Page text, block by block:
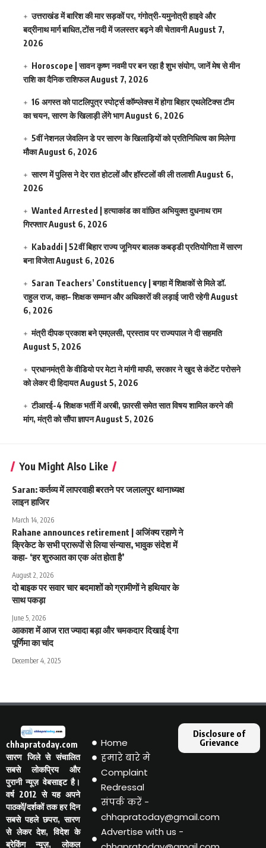
उत्तराखंड में बारिश की मार सड़कों पर, गंगोत्री-यमुनोत्री हाइवे और
बद्रीनाथ मार्ग बाधित,टोंस नदी में जलस्तर बढ़ने की चेतावनीAugust 7,
2026
Horoscope | सावन कृष्ण नवमी पर बन रहा है शुभ संयोग, जानें मेष से मीन
राशि का दैनिक राशिफलAugust 7, 2026
16 अगस्त को पाटलिपुत्र स्पोर्ट्स कॉम्प्लेक्स में होगा बिहार एथलेटिक्स टीम
का चयन, सारण के खिलाड़ी लेंगे भागAugust 6, 2026
5वीं नेशनल जेवलिन डे पर सारण के खिलाड़ियों को प्रतिनिधित्व का मिलेगा
मौकाAugust 6, 2026
सारण में पुलिस ने देर रात होटलों और हॉस्टलों की ली तलाशीAugust 6,
2026
Wanted Arrested | हत्याकांड का वांछित अभियुक्त दुधनाथ राम
गिरफ्तारAugust 6, 2026
Kabaddi | 52वीं बिहार राज्य जूनियर बालक कबड्डी प्रतियोगिता में सारण
बना विजेताAugust 6, 2026
Saran Teachers’ Constituency | बगहा में शिक्षकों से मिले डॉ.
राहुल राज, कहा– शिक्षक सम्मान और अधिकारों की लड़ाई जारी रहेगीAugust
6, 2026
मंत्री दीपक प्रकाश बने एमएलसी, प्रस्ताव पर राज्यपाल ने दी सहमति
August 5, 2026
प्रधानमंत्री के वीडियो पर मेटा ने मांगी माफी, सरकार ने खुद से कंटेंट परोसने
को लेकर दी हिदायतAugust 5, 2026
टीआरई-4 शिक्षक भर्ती में अरबी, फ़ारसी समेत सात विषय शामिल करने की
मांग, मंत्री को सौंपा ज्ञापनAugust 5, 2026
You Might Also Like
Saran: कर्तव्य में लापरवाही बरतने पर जलालपुर थानाध्यक्ष
लाइन हाजिर
March 14, 2026
Rahane announces retirement | अजिंक्य रहाणे ने
क्रिकेट के सभी प्रारूपों से लिया संन्यास, भावुक संदेश में
कहा- ‘हर शुरुआत का एक अंत होता है’
August 2, 2026
दो बाइक पर सवार चार बदमाशों को ग्रामीणों ने हथियार के
साथ पकड़ा
June 5, 2026
आकाश में आज रात ज्यादा बड़ा और चमकदार दिखाई देगा
पूर्णिमा का चांद
December 4, 2025
chhapratoday.com
सारण जिले से संचालित
सबसे लोकप्रिय और
पुरानी न्यूज़ वेबसाइट है।
वर्ष 2012 से यह अपने
पाठकों/दर्शकों तक हर दिन
सबसे पहले छपरा, सारण
से लेकर देश, विदेश के
ब्रेकिंग न्यूज़, लोकल
Home
हमारे बारे मे
Complaint
Redressal
संपर्क करें -
chhapratoday@gmail.com
Advertise with us -
Disclosure of
Grievance